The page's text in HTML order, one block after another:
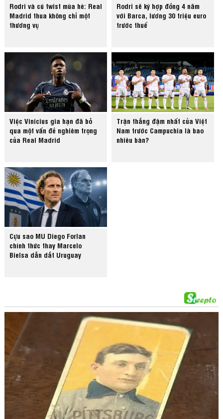
Rodri và cú twist mùa hè: Real
Madrid thua không chỉ một
thương vụ
Rodri sẽ ký hợp đồng 4 năm
với Barca, lương 30 triệu euro
trước thuế
Việc Vinicius gia hạn đã bỏ
qua một vấn đề nghiêm trọng
của Real Madrid
Trận thắng đậm nhất của Việt
Nam trước Campuchia là bao
nhiêu bàn?
Cựu sao MU Diego Forlan
chính thức thay Marcelo
Bielsa dẫn dắt Uruguay